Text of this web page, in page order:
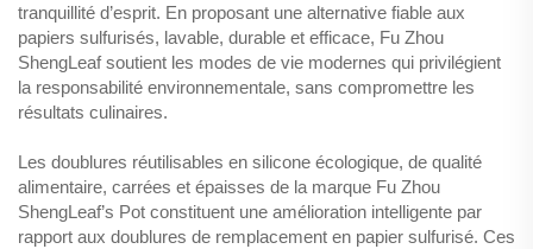
tranquillité d’esprit. En proposant une alternative fiable aux
papiers sulfurisés, lavable, durable et efficace, Fu Zhou
ShengLeaf soutient les modes de vie modernes qui privilégient
la responsabilité environnementale, sans compromettre les
résultats culinaires.
Les doublures réutilisables en silicone écologique, de qualité
alimentaire, carrées et épaisses de la marque Fu Zhou
ShengLeaf’s Pot constituent une amélioration intelligente par
rapport aux doublures de remplacement en papier sulfurisé. Ces